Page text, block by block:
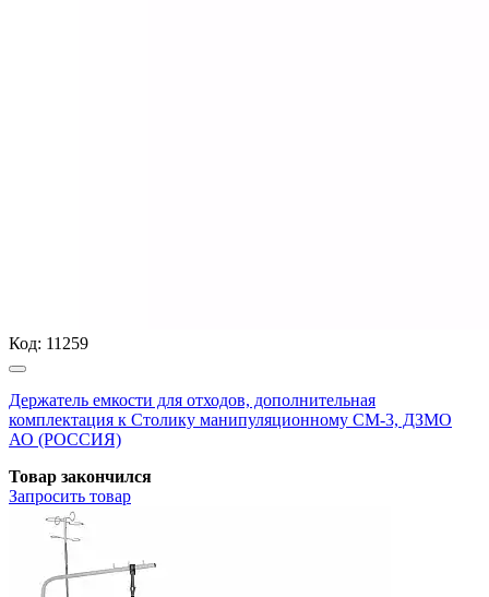
Код: 11259
Держатель емкости для отходов, дополнительная
комплектация к Столику манипуляционному СМ-3, ДЗМО
АО (РОССИЯ)
Товар закончился
Запросить товар